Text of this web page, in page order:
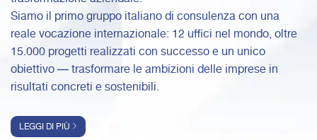
Siamo il primo gruppo italiano di consulenza con una
reale vocazione internazionale: 12 uffici nel mondo, oltre
15.000 progetti realizzati con successo e un unico
obiettivo — trasformare le ambizioni delle imprese in
risultati concreti e sostenibili.
LEGGI DI PIÙ